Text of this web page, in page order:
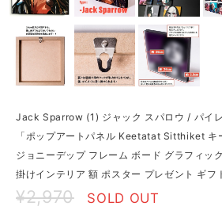
Jack Sparrow (1) ジャック スパロウ / パイ
「ポップアートパネル Keetatat Sitthiket キ
ジョニーデップ フレーム ボード グラフィッ
掛けインテリア 額 ポスター プレゼント ギフ
¥2,970 SOLD OUT